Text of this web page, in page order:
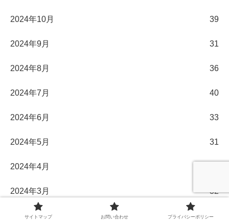
2024年10月 39
2024年9月 31
2024年8月 36
2024年7月 40
2024年6月 33
2024年5月 31
2024年4月
2024年3月 32
2024年2月 29
サイトマップ お問い合わせ プライバシーポリシー